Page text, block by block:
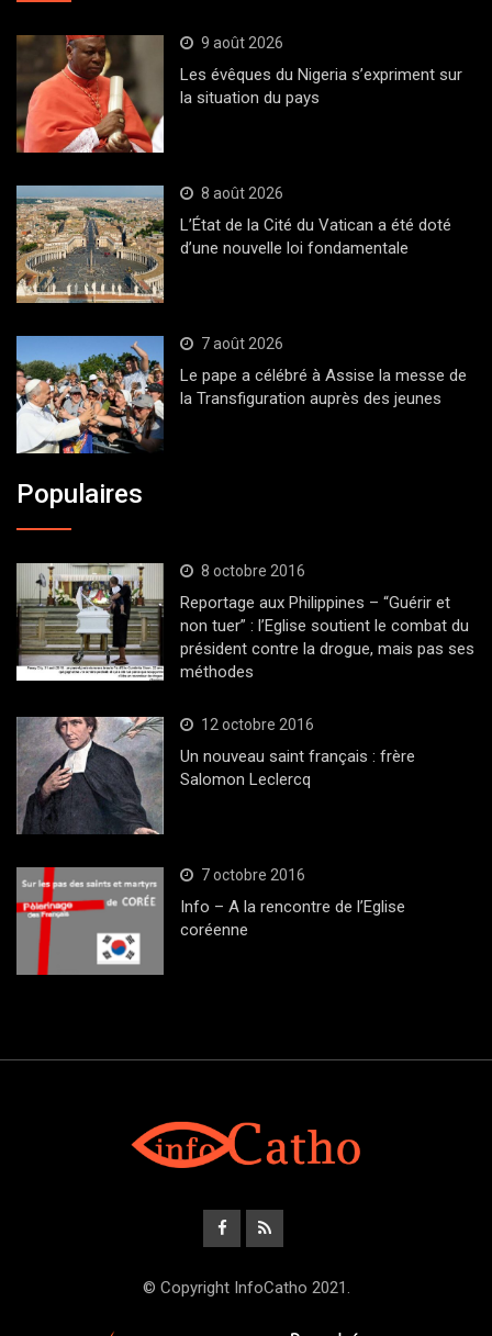
9 août 2026
Les évêques du Nigeria s’expriment sur
la situation du pays
8 août 2026
L’État de la Cité du Vatican a été doté
d’une nouvelle loi fondamentale
7 août 2026
Le pape a célébré à Assise la messe de
la Transfiguration auprès des jeunes
Populaires
8 octobre 2016
Reportage aux Philippines – “Guérir et
non tuer” : l’Eglise soutient le combat du
président contre la drogue, mais pas ses
méthodes
12 octobre 2016
Un nouveau saint français : frère
Salomon Leclercq
7 octobre 2016
Info – A la rencontre de l’Eglise
coréenne
© Copyright InfoCatho 2021.